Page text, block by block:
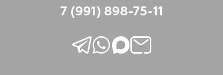
7 (991) 898-75-11